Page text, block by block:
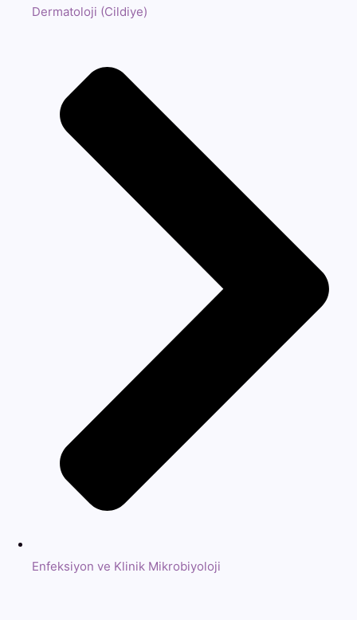
Dermatoloji (Cildiye)
Enfeksiyon ve Klinik Mikrobiyoloji